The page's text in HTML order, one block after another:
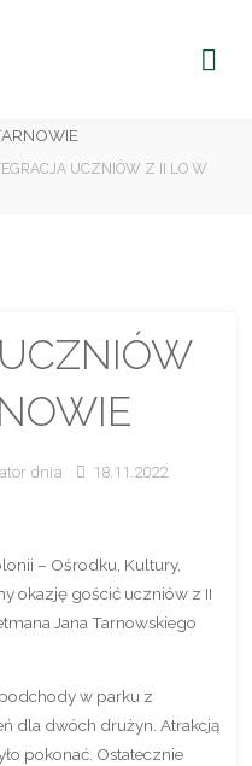
UCZNIÓW Z II LO W
dnia
18.11.2022
– Ośrodku, Kultury,
okazję gościć uczniów z II
Jana Tarnowskiego
w parku z
dla dwóch drużyn. Atrakcją
pokonać. Ostatecznie